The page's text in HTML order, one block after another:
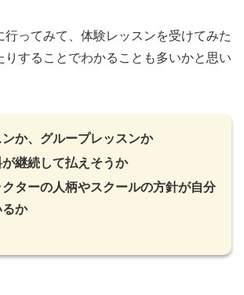
行ってみて、体験レッスンを受けてみた
りすることでわかることも多いかと思い
か、グループレッスンか
が継続して払えそうか
ターの人柄やスクールの方針が自分
るか